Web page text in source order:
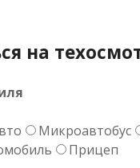
на
Микроавтобус
Прицеп